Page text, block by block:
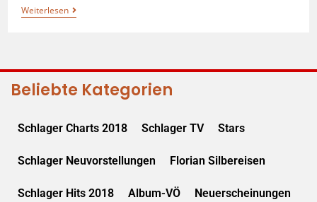
Weiterlesen
Beliebte Kategorien
Schlager Charts 2018 Schlager TV Stars
Schlager Neuvorstellungen Florian Silbereisen
Schlager Hits 2018 Album-VÖ Neuerscheinungen